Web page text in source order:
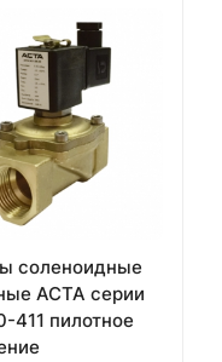
соленоидные
АСТА серии
411 пилотное